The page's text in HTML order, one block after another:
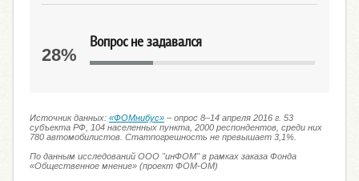
Вопрос не задавался
28%
Источник данных: «ФОМнибус» – опрос 8–14 апреля 2016 г. 53
субъекта РФ, 104 населенных пункта, 2000 респондентов, среди них
780 автомобилистов. Статпогрешность не превышает 3,1%.
По данным исследований ООО "инФОМ" в рамках заказа Фонда
«Общественное мнение» (проект ФОМ-ОМ)